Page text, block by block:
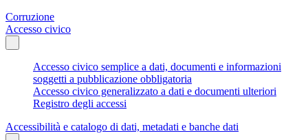
Corruzione
Accesso civico
Accesso civico semplice a dati, documenti e informazioni
soggetti a pubblicazione obbligatoria
Accesso civico generalizzato a dati e documenti ulteriori
Registro degli accessi
Accessibilità e catalogo di dati, metadati e banche dati